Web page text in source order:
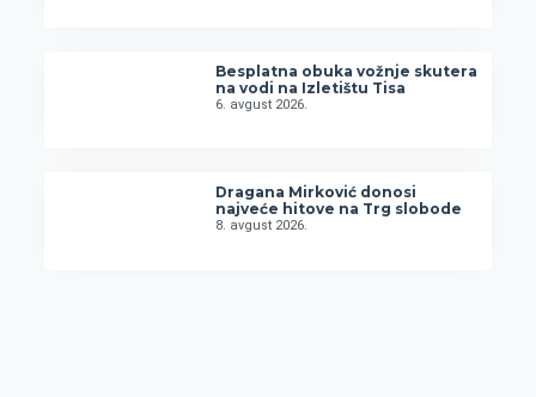
Besplatna obuka vožnje skutera
na vodi na Izletištu Tisa
6. avgust 2026.
Dragana Mirković donosi
najveće hitove na Trg slobode
8. avgust 2026.